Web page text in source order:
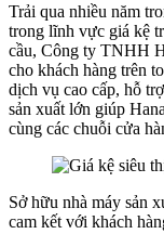
Trải qua nhiều năm
trong lĩnh vực giá kệ
cầu, Công ty TNHH
cho khách hàng trên
dịch vụ cao cấp, hỗ
sản xuất lớn giúp
cùng các chuỗi cửa
Sở hữu nhà máy sản
cam kết với khách